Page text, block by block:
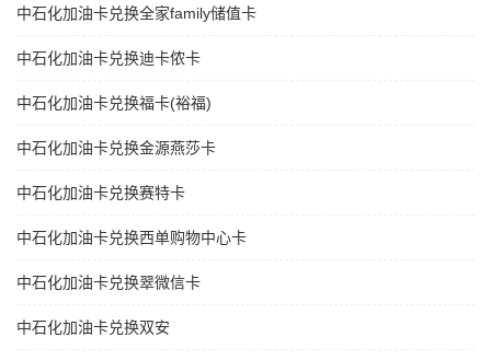
中石化加油卡兑换全家family储值卡
中石化加油卡兑换迪卡侬卡
中石化加油卡兑换福卡(裕福)
中石化加油卡兑换金源燕莎卡
中石化加油卡兑换赛特卡
中石化加油卡兑换西单购物中心卡
中石化加油卡兑换翠微信卡
中石化加油卡兑换双安